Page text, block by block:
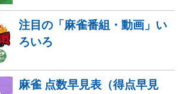
注目の「麻雀番組・動画」い
ろいろ
麻雀 点数早見表（得点早見